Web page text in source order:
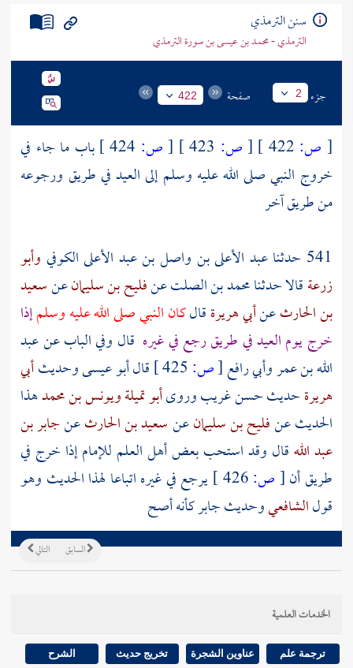
سنن الترمذي
الترمذي - محمد بن عيسى بن سورة الترمذي
جزء 2 صفحة 422
[ ص: [ص: [ص:
باب ما جاء في
خروج النبي صلى الله عليه وسلم إلى العيد في طريق ورجوعه
من طريق آخر
541 حدثنا
عبد الأعلى بن واصل بن عبد الأعلى الكوفي وأبو
زرعةقالا حدثنامحمد بن الصلتعنفليح بن سليمانعنسعيد
بن الحارثعنأبي هريرةقالكان النبي صلى الله عليه وسلمإذا
خرج يوم العيد في طريق رجع في غيره قال وفي الباب عن عبد
الله بن عمر وأبي رافع[ص: قال أبو عيسى وحديثأبي
هريرةحديث حسن غريب وروىأبو تميلةويونس بن محمدهذا
الحديث عنفليح بن سليمانعنسعيد بن الحارثعنجابر بن
عبد اللهقال وقد استحب بعض أهل العلم للإمام إذا خرج في
طريق أن[ص:
يرجع في غيره اتباعا لهذا الحديث وهو
قولالشافعيوحديثجابركأنه أصح
التالي السابق
الخدمات العلمية
ترجمة علم عناوين الشجرة تخريج حديث الشرح